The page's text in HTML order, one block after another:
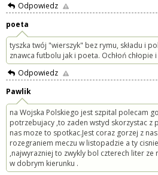
Odpowiedz
poeta
tyszka twój "wierszyk" bez rymu, składu i
znawca futbolu jak i poeta. Ochłoń chłopie
Odpowiedz
Pawlik
na Wojska Polskiego jest szpital polecam
potrzebujacy ,to zaden wstyd skorzystac z
nas moze to spotkac.Jest coraz gorzej z
rozegraniem meczu w listopadzie a ty
,najwyrazniej to zwykly bol czterech liter ze
w dobrym kierunku .